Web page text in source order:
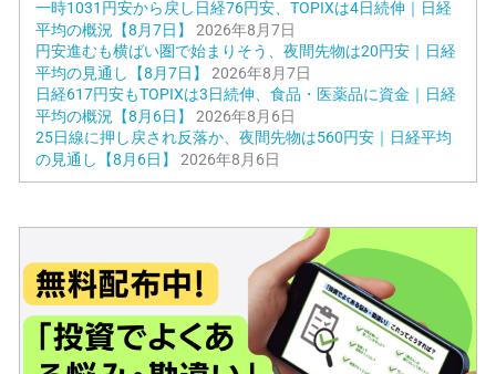
一時1031円安から戻し日経76円安、TOPIXは4日続伸｜日経
平均の概況【8月7日】
2026年8月7日
円安進むも横ばい圏で始まりそう、夜間先物は20円安｜日経
平均の見通し【8月7日】
2026年8月7日
日経617円安もTOPIXは3日続伸、食品・医薬品に資金｜日経
平均の概況【8月6日】
2026年8月6日
25日線に押し戻され反落か、夜間先物は560円安｜日経平均
の見通し【8月6日】
2026年8月6日